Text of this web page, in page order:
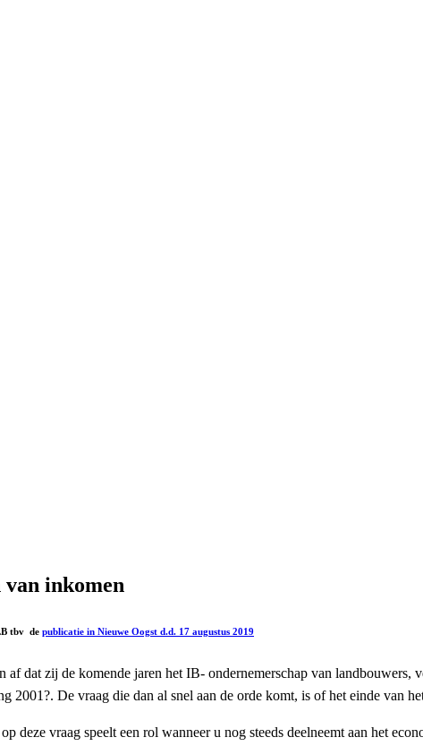
inkomen
tbv de publicatie in Nieuwe Oogst d.d. 17 augustus 2019
af dat zij de komende jaren het IB- ondernemerschap van
2001?. De vraag die dan al snel aan de orde komt, is of het einde van
deze vraag speelt een rol wanneer u nog steeds deelneemt aan het